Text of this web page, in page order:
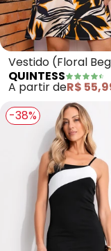
Vestido (Floral
Malha de Viscose
QUINTESS
A partir deR$
-38%